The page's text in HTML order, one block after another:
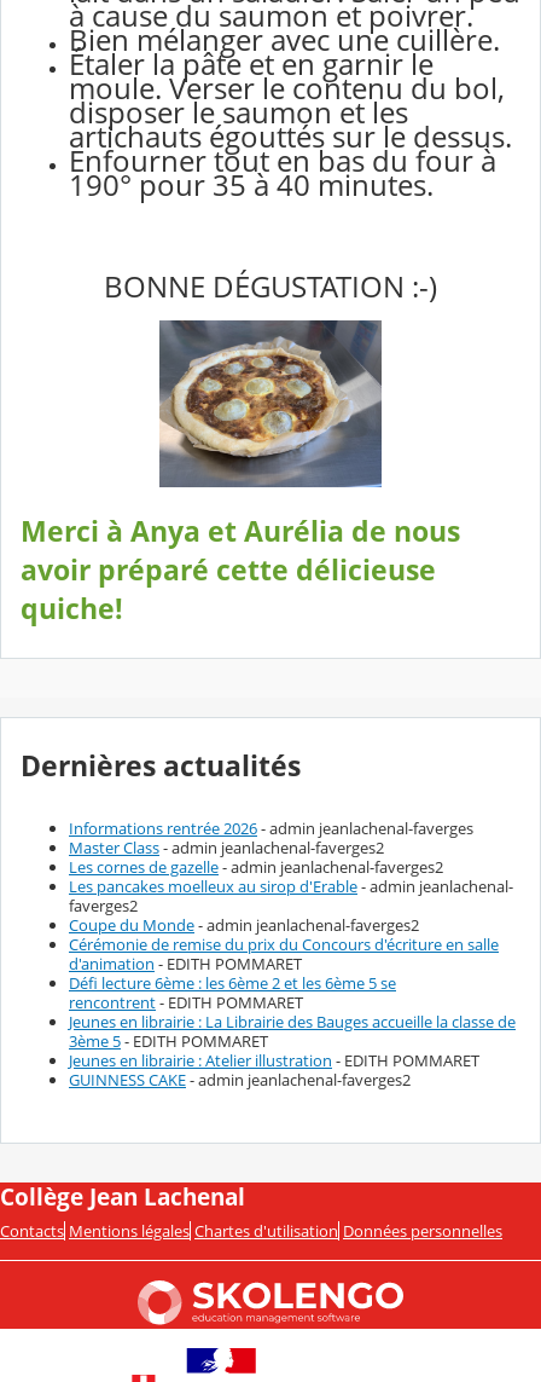
à cause du saumon et poivrer.
Bien mélanger avec une cuillère.
Étaler la pâte et en garnir le
moule. Verser le contenu du bol,
disposer le saumon et les
artichauts égouttés sur le dessus.
Enfourner tout en bas du four à
190° pour 35 à 40 minutes.
BONNE DÉGUSTATION :-)
Merci à Anya et Aurélia de nous
avoir préparé cette délicieuse
quiche!
Dernières actualités
Informations rentrée 2026- admin jeanlachenal-faverges
Master Class- admin jeanlachenal-faverges2
Les cornes de gazelle- admin jeanlachenal-faverges2
Les pancakes moelleux au sirop d'Erable- admin jeanlachenal-
faverges2
Coupe du Monde- admin jeanlachenal-faverges2
Cérémonie de remise du prix du Concours d'écriture en salle
d'animation - EDITH POMMARET
Défi lecture 6ème : les 6ème 2 et les 6ème 5 se
rencontrent- EDITH POMMARET
Jeunes en librairie : La Librairie des Bauges accueille la classe de
3ème 5- EDITH POMMARET
Jeunes en librairie : Atelier illustration - EDITH POMMARET
GUINNESS CAKE- admin jeanlachenal-faverges2
Collège Jean Lachenal
Contacts Mentions légales Chartes d'utilisation Données personnelles